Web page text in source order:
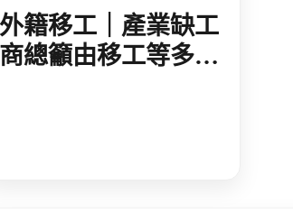
外籍移工｜產業缺工
商總籲由移工等多方